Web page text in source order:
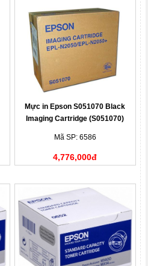
Mực in Epson S051070 Black
Imaging Cartridge (S051070)
Mã SP: 6586
4,776,000đ